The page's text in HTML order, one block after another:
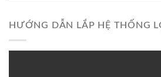
HƯỚNG DẪN LẮP HỆ THỐNG